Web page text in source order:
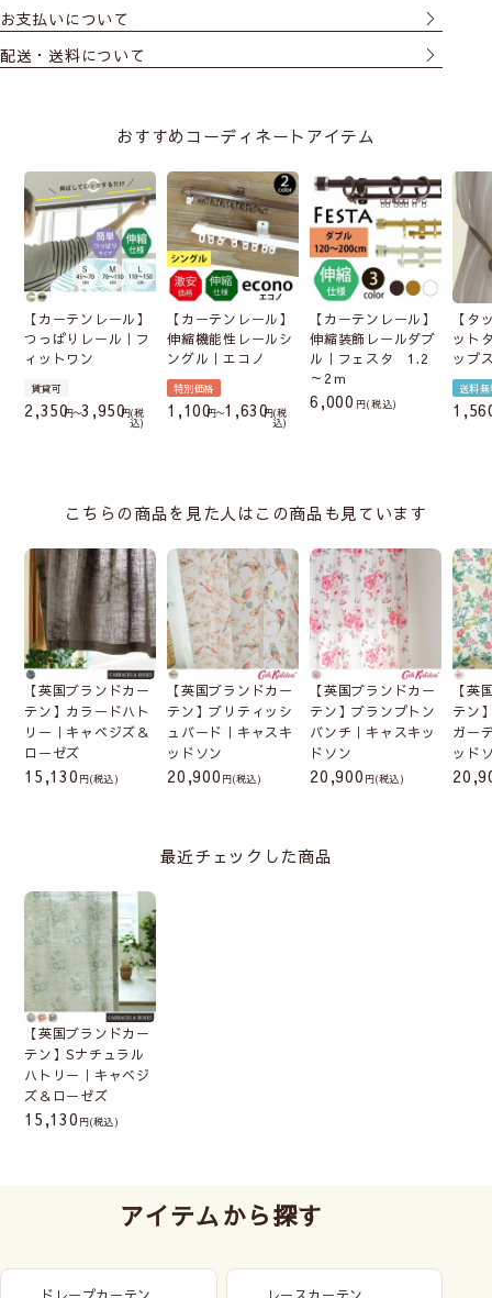
お支払いについて
配送・送料について
おすすめコーディネートアイテム
【カーテンレール】
つっぱりレール｜フ
ィットワン
賃貸可
2,350 〜3,950 税
込
【カーテンレール】
伸縮機能性レールシ
ングル｜エコノ
特別価格
1,100 〜1,630 税
込
【カーテンレール】
伸縮装飾レールダブ
ル｜フェスタ 1.2
～2ｍ
6,000 税込
【タ
ット
ップ
送料無
こちらの商品を見た人はこの商品も見ています
【英国ブランドカー
テン】カラードハト
リー｜キャベジズ＆
ローゼズ
15,130 (税込)
【英国ブランドカー
テン】ブリティッシ
ュバード｜キャスキ
ッドソン
20,900 (税込)
【英国ブランドカー
テン】ブランプトン
バンチ｜キャスキッ
ドソン
20,900 (税込)
【英
テン
ガー
ッド
最近チェックした商品
【英国ブランドカー
テン】Sナチュラル
ハトリー｜キャベジ
ズ＆ローゼズ
15,130 (税込)
アイテムから探す